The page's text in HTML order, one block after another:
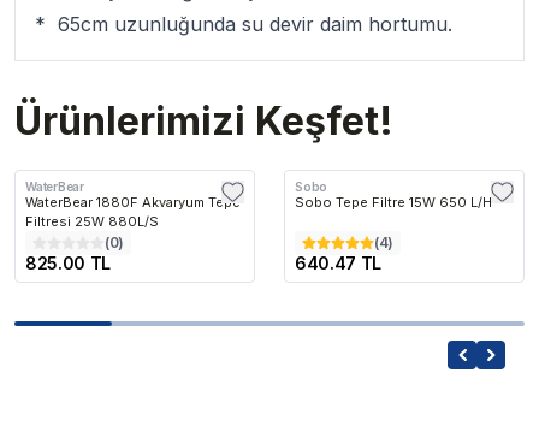
* 65cm uzunluğunda su devir daim hortumu.
Ürünlerimizi Keşfet!
WaterBear
WaterBear 1880F Akvaryum Tepe
Filtresi 25W 880L/S
(0)
825.00 TL
Sobo
Sobo Tepe Filtre 15W 650 L/H
(4)
640.47 TL